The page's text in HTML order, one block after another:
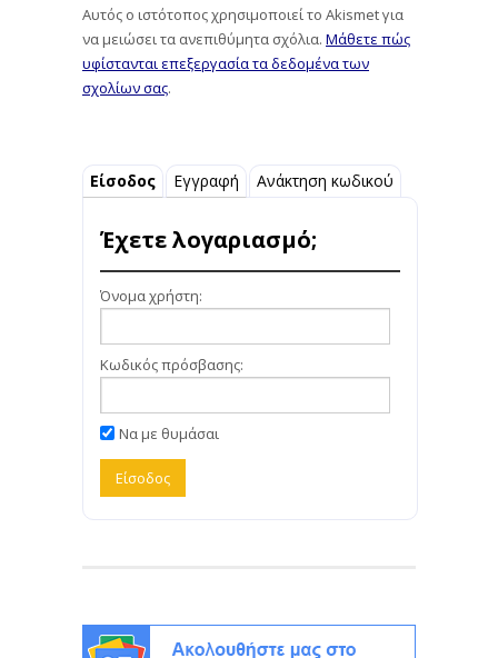
Αυτός ο ιστότοπος χρησιμοποιεί το Akismet για
να μειώσει τα ανεπιθύμητα σχόλια. Μάθετε πώς
υφίστανται επεξεργασία τα δεδομένα των
σχολίων σας.
Είσοδος Εγγραφή Ανάκτηση κωδικού
Έχετε λογαριασμό;
Όνομα χρήστη:
Κωδικός πρόσβασης:
Να με θυμάσαι